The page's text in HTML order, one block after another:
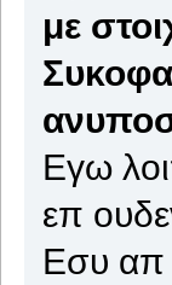
με
Εγω
επ
Εσυ απ